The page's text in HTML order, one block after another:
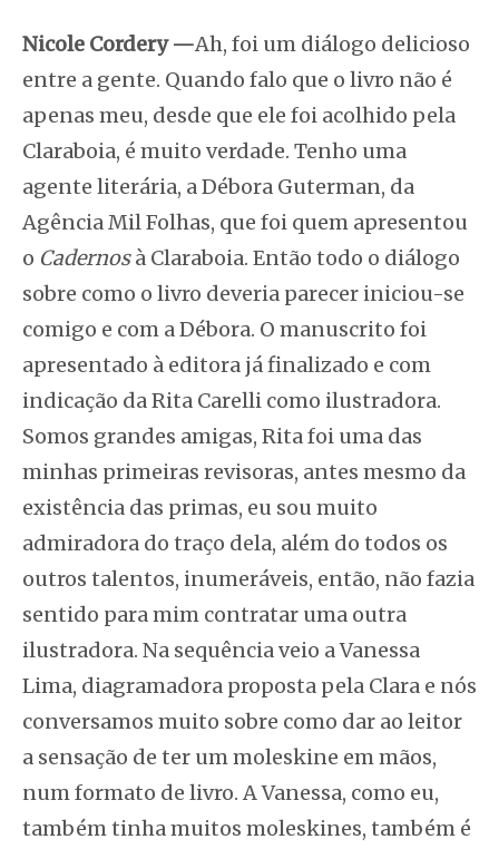
Nicole Cordery —Ah, foi um diálogo delicioso
entre a gente. Quando falo que o livro não é
apenas meu, desde que ele foi acolhido pela
Claraboia, é muito verdade. Tenho uma
agente literária, a Débora Guterman, da
Agência Mil Folhas, que foi quem apresentou
o Cadernosà Claraboia. Então todo o diálogo
sobre como o livro deveria parecer iniciou-se
comigo e com a Débora. O manuscrito foi
apresentado à editora já finalizado e com
indicação da Rita Carelli como ilustradora.
Somos grandes amigas, Rita foi uma das
minhas primeiras revisoras, antes mesmo da
existência das primas, eu sou muito
admiradora do traço dela, além do todos os
outros talentos, inumeráveis, então, não fazia
sentido para mim contratar uma outra
ilustradora. Na sequência veio a Vanessa
Lima, diagramadora proposta pela Clara e nós
conversamos muito sobre como dar ao leitor
a sensação de ter um moleskine em mãos,
num formato de livro. A Vanessa, como eu,
também tinha muitos moleskines, também é